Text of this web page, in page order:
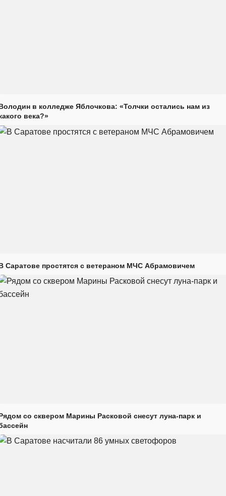
в колледже Яблочкова: «Толчки остались нам из
века?»
Саратове простятся с ветераном МЧС Абрамовичем
со сквером Марины Расковой снесут луна-парк и